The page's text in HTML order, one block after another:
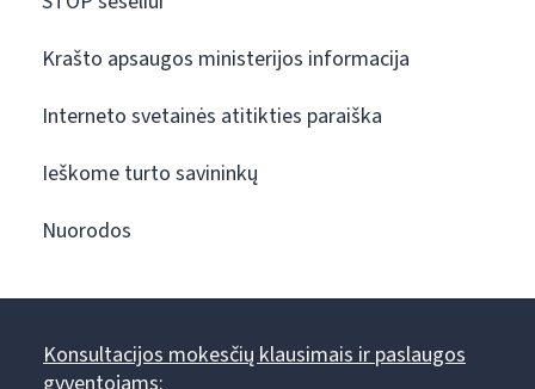
Krašto apsaugos ministerijos informacija
Interneto svetainės atitikties paraiška
Ieškome turto savininkų
Nuorodos
Konsultacijos mokesčių klausimais ir paslaugos
gyventojams: